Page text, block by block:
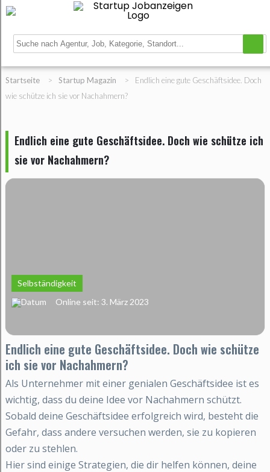
Startseite > Startup Magazin >
Endlich eine gute Geschäftsidee. Doch
wie schütze ich sie vor Nachahmern?
Endlich eine gute Geschäftsidee. Doch wie schütze ich
sie vor Nachahmern?
Selbständigkeit
Online seit: 3. März 2023
Endlich eine gute Geschäftsidee. Doch wie schütze
ich sie vor Nachahmern?
Als Unternehmer mit einer genialen Geschäftsidee ist es
wichtig, dass du deine Idee vor Nachahmern schützt.
Sobald deine Geschäftsidee erfolgreich wird, besteht die
Gefahr, dass andere versuchen werden, sie zu kopieren
oder zu stehlen.
Hier sind einige Strategien, die dir helfen können, deine